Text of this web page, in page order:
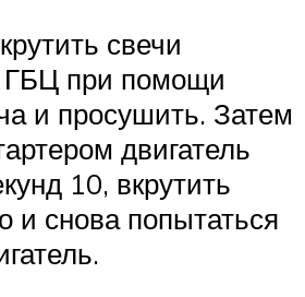
свечи
ГБЦ при помощи
и просушить. Затем
двигатель
10, вкрутить
и снова попытаться